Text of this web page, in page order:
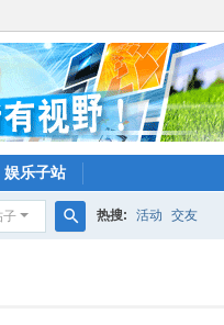
娱乐子站
子 热搜: 活动 交友